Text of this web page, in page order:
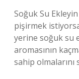
Soğuk Su
pişirmek
yerine soğuk su
aromasının
sahip olmalarını